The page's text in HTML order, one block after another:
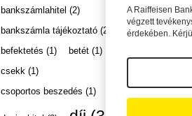
bankszámlahitel (2)
bankszámla tájékoztató (2)
befektetés (1) betét (1)
csekk (1)
csoportos beszedés (1)
A
A Raiffeisen
végzett
érdekében.